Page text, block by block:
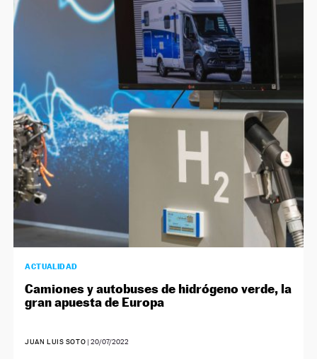
ACTUALIDAD
Camiones y autobuses de hidrógeno verde, la
gran apuesta de Europa
JUAN LUIS SOTO |20/07/2022